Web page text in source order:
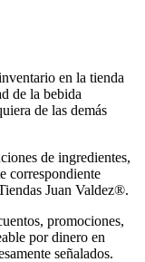
en la tienda
de la bebida
de las demás
de ingredientes,
correspondiente
Juan Valdez®.
promociones,
por dinero en
señalados.